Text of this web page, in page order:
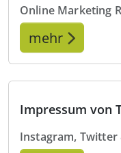
Online Marketing
mehr
Impressum von
Instagram, Twitter